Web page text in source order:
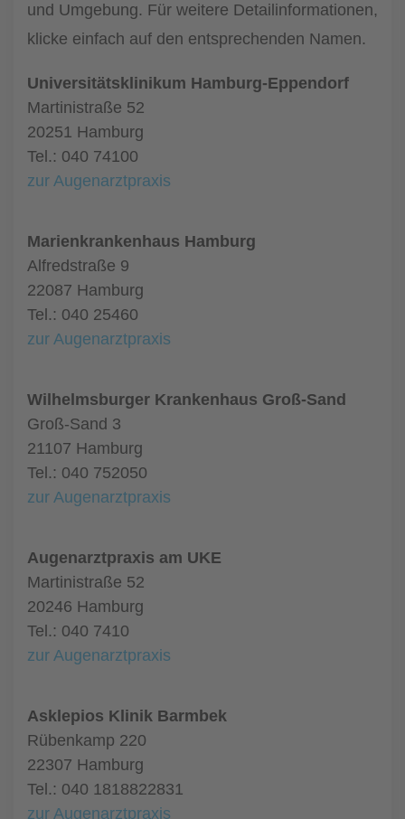
und Umgebung. Für weitere Detailinformationen,
klicke einfach auf den entsprechenden Namen.
Universitätsklinikum Hamburg-Eppendorf
Martinistraße 52
20251 Hamburg
Tel.: 040 74100
zur Augenarztpraxis
Marienkrankenhaus Hamburg
Alfredstraße 9
22087 Hamburg
Tel.: 040 25460
zur Augenarztpraxis
Wilhelmsburger Krankenhaus Groß-Sand
Groß-Sand 3
21107 Hamburg
Tel.: 040 752050
zur Augenarztpraxis
Augenarztpraxis am UKE
Martinistraße 52
20246 Hamburg
Tel.: 040 7410
zur Augenarztpraxis
Asklepios Klinik Barmbek
Rübenkamp 220
22307 Hamburg
Tel.: 040 1818822831
zur Augenarztpraxis